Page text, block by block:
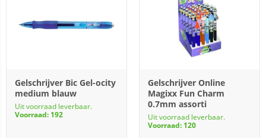
Gelschrijver Bic Gel-ocity
medium blauw
Uit voorraad leverbaar.
Voorraad: 192
Gelschrijver Online
Magixx Fun Charm
0.7mm assorti
Uit voorraad leverbaar.
Voorraad: 120